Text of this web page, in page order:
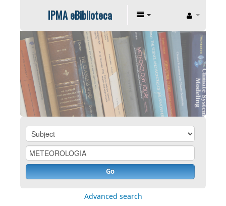
IPMA eBiblioteca
Go
Advanced search